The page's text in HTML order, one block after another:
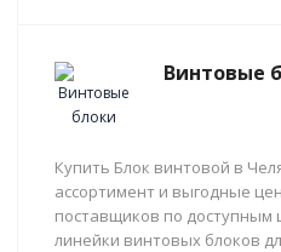
Винтовые
Купить Блок винтовой в
ассортимент и выгодные
поставщиков по
линейки винтовых блоков